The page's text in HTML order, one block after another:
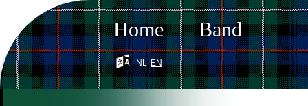
Home Band
nl en